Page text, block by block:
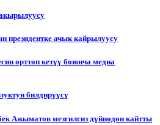
президентке ачык кайрылуусу
өрттөп кетүү боюнча медиа
билдирүүсү
Ажыматов мезгилсиз дүйнөдөн кайтты